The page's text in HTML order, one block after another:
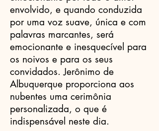
envolvido, e quando conduzida
por uma voz suave, única e com
palavras marcantes, será
emocionante e inesquecível para
os noivos e para os seus
convidados. Jerônimo de
Albuquerque proporciona aos
nubentes uma cerimônia
personalizada, o que é
indispensável neste dia.